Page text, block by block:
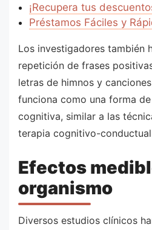
¡Recupera tus
Préstamos Fáciles y
Los investigadores también
repetición de frases
letras de himnos y
funciona como una forma
cognitiva, similar a las
terapia cognitivo-
Efectos
organismo
Diversos estudios clínicos